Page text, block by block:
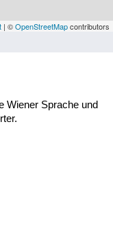
| ©OpenStreetMapcontributors
Wiener Sprache und